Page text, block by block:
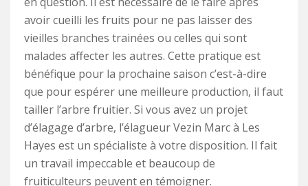
avoir cueilli les fruits pour ne pas laisser des
vieilles branches trainées ou celles qui sont
malades affecter les autres. Cette pratique est
bénéfique pour la prochaine saison c’est-à-dire
que pour espérer une meilleure production, il faut
tailler l’arbre fruitier. Si vous avez un projet
d’élagage d’arbre, l’élagueur Vezin Marc à Les
Hayes est un spécialiste à votre disposition. Il fait
un travail impeccable et beaucoup de
fruiticulteurs peuvent en témoigner.